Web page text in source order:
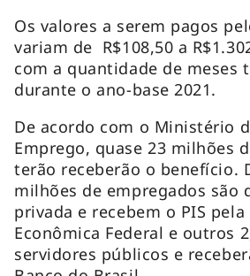
Os valores a serem pagos
variam de R$108,50 a
com a quantidade de meses
durante o ano-base 2021.
De acordo com o Ministério
Emprego, quase 23 milhões
terão receberão o benefício.
milhões de empregados são
privada e recebem o PIS pela
Econômica Federal e outros
servidores públicos e